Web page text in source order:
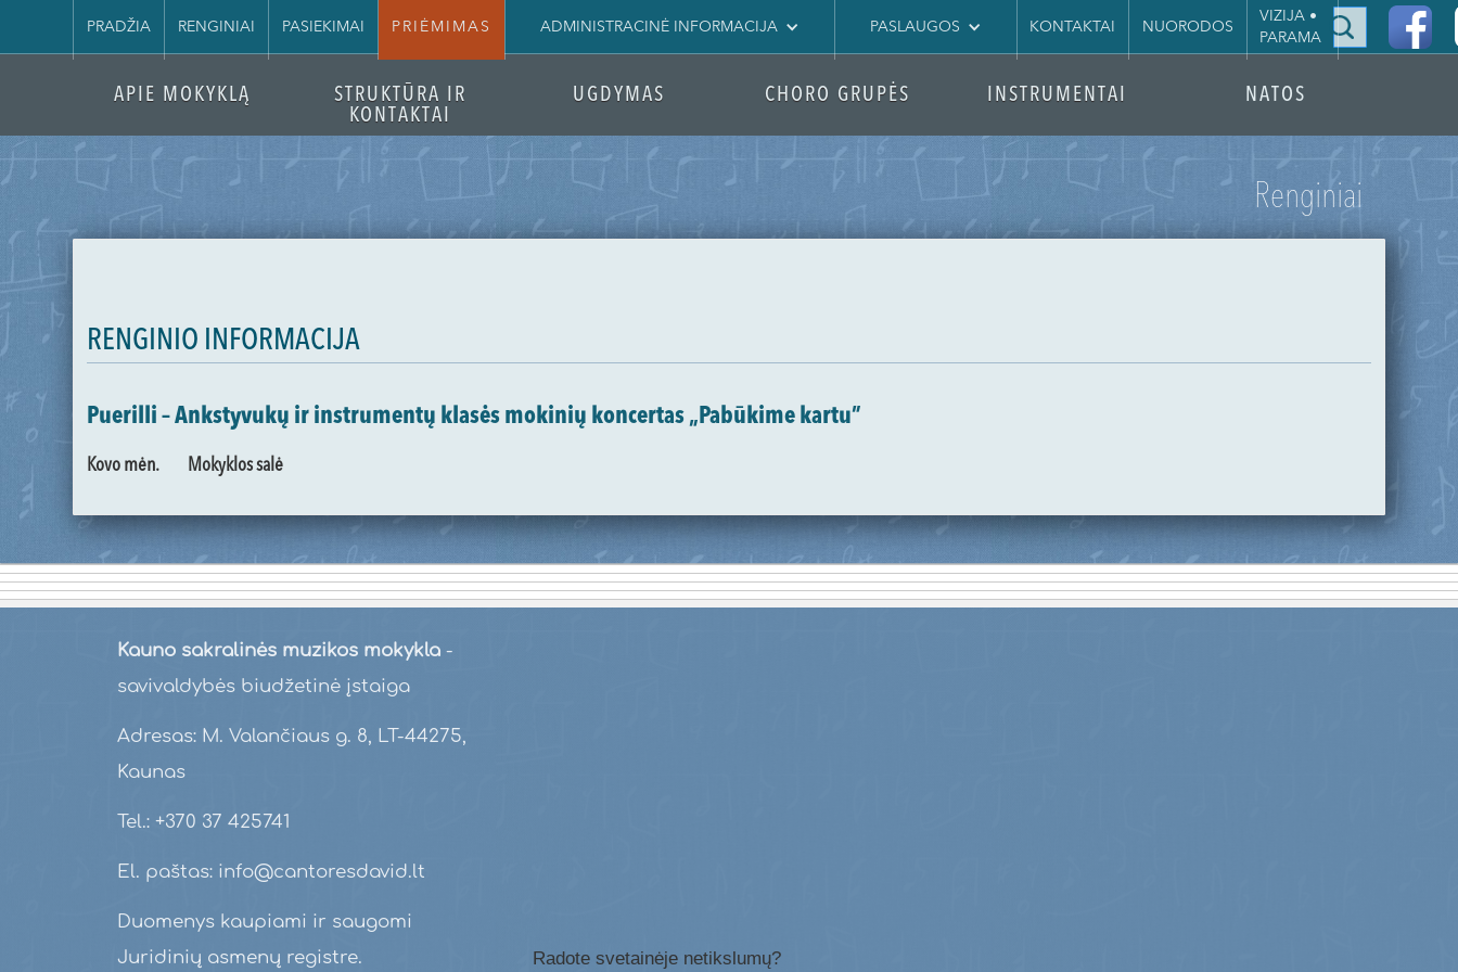
PRADŽIA RENGINIAI PASIEKIMAI PRIĖMIMAS ADMINISTRACINĖ INFORMACIJA PASLAUGOS KONTAKTAI NUORODOS
VIZIJA •
PARAMA
|
APIE MOKYKLĄ
STRUKTŪRA IR
KONTAKTAI
UGDYMAS CHORO GRUPĖS INSTRUMENTAI NATOS
Renginiai
RENGINIO INFORMACIJA
Puerilli – Ankstyvukų ir instrumentų klasės mokinių koncertas „Pabūkime kartu”
Kovo mėn. Mokyklos salė
Kauno sakralinės muzikos mokykla-
savivaldybės biudžetinė įstaiga
Adresas: M. Valančiaus g. 8, LT-44275,
Kaunas
Tel.: +370 37 425741
El. paštas: info@cantoresdavid.lt
Duomenys kaupiami ir saugomi
Juridinių asmenų registre.
Radote svetainėje netikslumų?